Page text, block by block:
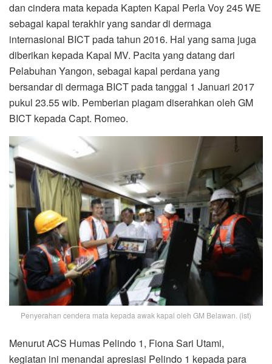
dan cindera mata kepada Kapten Kapal Perla Voy 245 WE
sebagai kapal terakhir yang sandar di dermaga
internasional BICT pada tahun 2016. Hal yang sama juga
diberikan kepada Kapal MV. Pacita yang datang dari
Pelabuhan Yangon, sebagai kapal perdana yang
bersandar di dermaga BICT pada tanggal 1 Januari 2017
pukul 23.55 wib. Pemberian piagam diserahkan oleh GM
BICT kepada Capt. Romeo.
Penyerahan cendera mata kepada awak kapal oleh GM Belawan. (ist)
Menurut ACS Humas Pelindo 1, Fiona Sari Utami,
kegiatan ini menandai apresiasi Pelindo 1 kepada para